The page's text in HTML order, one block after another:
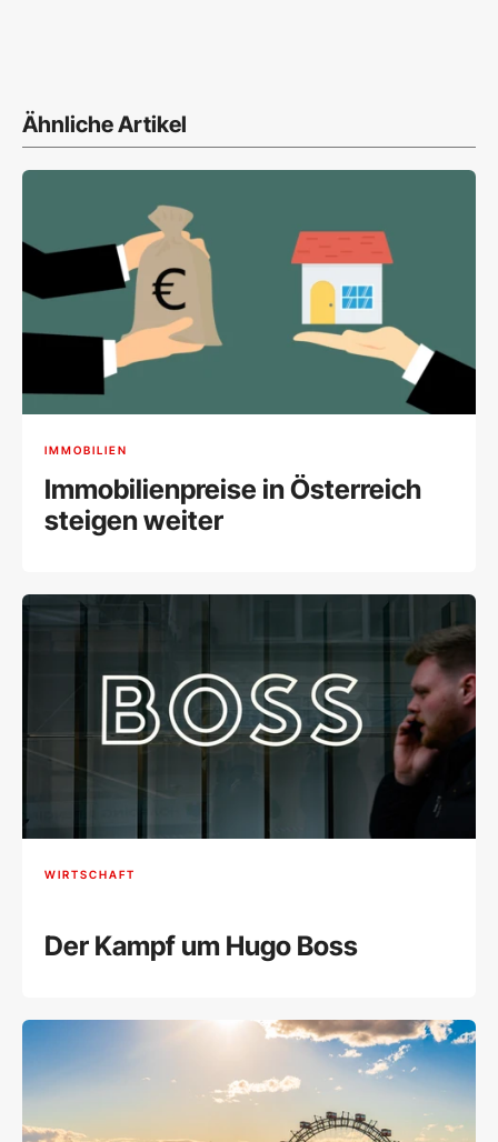
Ähnliche Artikel
IMMOBILIEN
Immobilienpreise in Österreich
steigen weiter
WIRTSCHAFT
Der Kampf um Hugo Boss